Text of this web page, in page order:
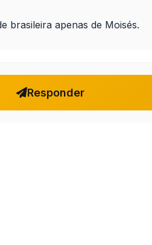
brasileira apenas de Moisés.
Responder